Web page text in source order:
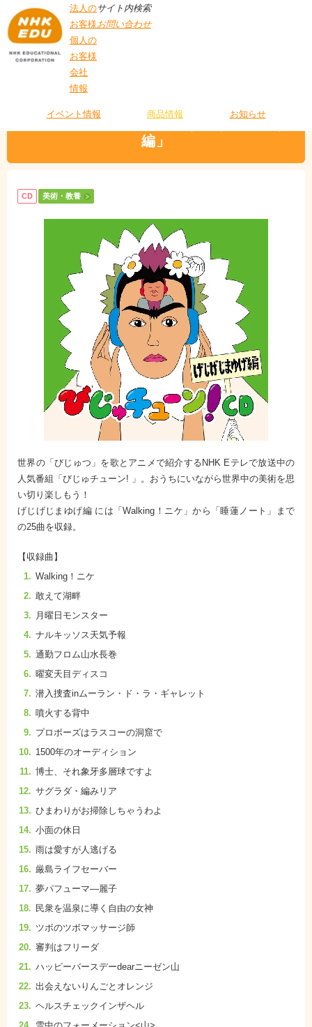
法人の
お客様
個人の
お客様
会社
情報
サイト内検索
お問い合わせ
イベント情報 商品情報 お知らせ
編」
CD 美術・教養
世界の「びじゅつ」を歌とアニメで紹介するNHK Eテレで放送中の
人気番組「びじゅチューン! 」。おうちにいながら世界中の美術を思
い切り楽しもう！
げじげじまゆげ編 には「Walking！ニケ」から「睡蓮ノート」まで
の25曲を収録。
【収録曲】
Walking！ニケ
敢えて湖畔
月曜日モンスター
ナルキッソス天気予報
通勤フロム山水長巻
曜変天目ディスコ
潜入捜査inムーラン・ド・ラ・ギャレット
噴火する背中
プロポーズはラスコーの洞窟で
1500年のオーディション
博士、それ象牙多層球ですよ
サグラダ・編みリア
ひまわりがお掃除しちゃうわよ
小面の休日
雨は愛すが人逃げる
厳島ライフセーバー
夢パフューマ―麗子
民衆を温泉に導く自由の女神
ツボのツボマッサージ師
審判はフリーダ
ハッピーバースデーdearニーゼン山
出会えないりんごとオレンジ
ヘルスチェックインザヘル